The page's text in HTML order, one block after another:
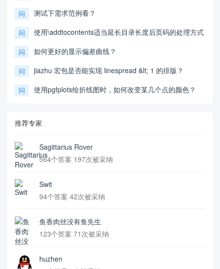
问 测试下需求范例看？
问 使用\addtocontents适当延长目录长度后页码的处理方式
问 如何更好的显示偏差曲线？
问 jiazhu 宏包是否能实现 linespread &lt; 1 的排版？
问 使用pgfplots绘折线图时，如何改变某几个点的颜色？
推荐专家
Sagittarius Rover
564个答案 197次被采纳
Swit
94个答案 42次被采纳
鱼香肉丝没有鱼先生
123个答案 71次被采纳
huzhen